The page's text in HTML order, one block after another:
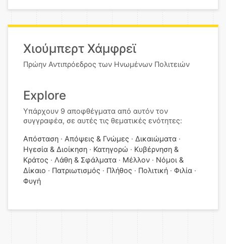
Χιούμπερτ Χάμφρεϊ
Πρώην Αντιπρόεδρος των Ηνωμένων Πολιτειών
Explore
Υπάρχουν 9 αποφθέγματα από αυτόν τον
συγγραφέα, σε αυτές τις θεματικές ενότητες:
Απόσταση Απόψεις & Γνώμες
Δικαιώματα
Ηγεσία & Διοίκηση
Κατηγορώ
Κυβέρνηση &
Κράτος
Λάθη & Σφάλματα Μέλλον
Νόμοι &
Δίκαιο
Πατριωτισμός Πλήθος Πολιτική
Φιλία
Φυγή